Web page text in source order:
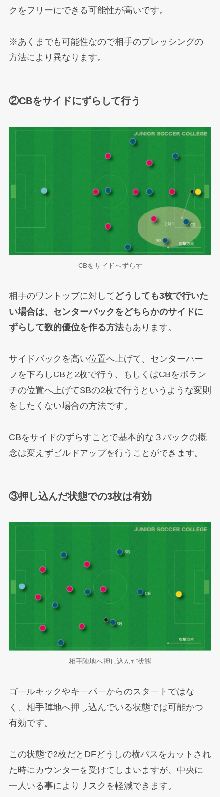
クをフリーにできる可能性が高いです。
※あくまでも可能性なので相手のプレッシングの
方法により異なります。
②CBをサイドにずらして行う
CBをサイドへずらす
相手のワントップに対して どうしても3枚で行いた
い場合は、センターバックをどちらかのサイドに
ずらして数的優位を作る方法もあります。
サイドバックを高い位置へ上げて、センターハー
フを下ろしCBと2枚で行う、もしくはCBをボラン
チの位置へ上げてSBの2枚で行うというような変則
をしたくない場合の方法です。
CBをサイドのずらすことで基本的な３バックの概
念は変えずビルドアップを行うことができます。
③押し込んだ状態での3枚は有効
相手陣地へ押し込んだ状態
ゴールキックやキーパーからのスタートではな
く、相手陣地へ押し込んでいる状態では可能かつ
有効です。
この状態で2枚だとDFどうしの横パスをカットされ
た時にカウンターを受けてしまいますが、中央に
一人いる事によりリスクを軽減できます。